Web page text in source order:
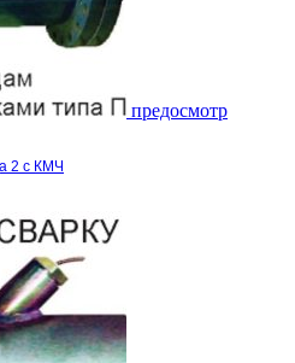
предосмотр
2 с КМЧ